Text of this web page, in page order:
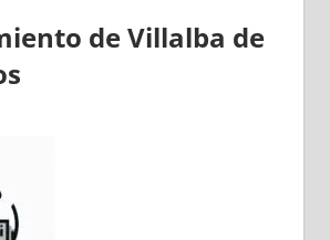
dе Villalba dе